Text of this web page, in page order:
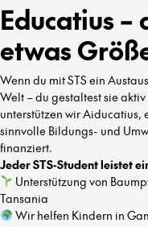
Educatius –
etwas
Wenn du mit STS ein
Welt – du gestaltest sie
unterstützen wir
sinnvolle Bildungs- und
finanziert.
Jeder STS-Student leistet
Unterstützung von
Tansania
Wir helfen Kindern in